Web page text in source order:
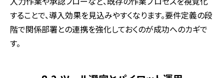
することで、導入効果を見込みやすくなります。要件定義の段
階で関係部署との連携を強化しておくのが成功へのカギで
す。